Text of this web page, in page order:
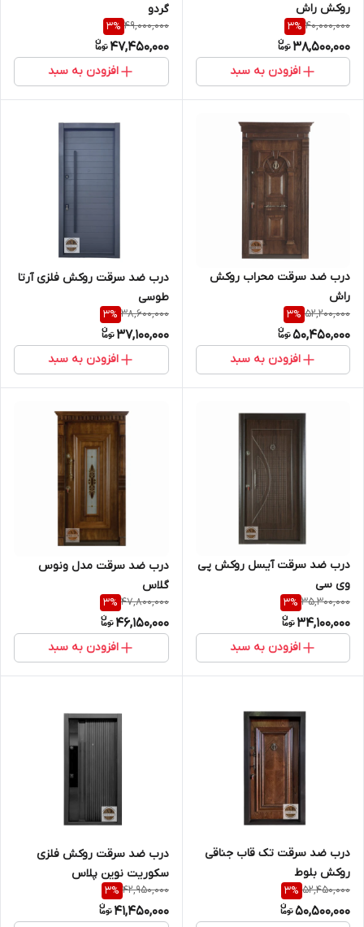
روکش راش
40,000,000
3%
38,500,000
افزودن به سبد
گردو
49,000,000
3%
47,450,000
افزودن به سبد
درب ضد سرقت محراب روکش
راش
52,200,000
3%
50,450,000
افزودن به سبد
درب ضد سرقت روکش فلزی آرتا
طوسی
38,600,000
3%
37,100,000
افزودن به سبد
درب ضد سرقت آیسل روکش پی
وی سی
35,300,000
3%
34,100,000
افزودن به سبد
درب ضد سرقت مدل ونوس
گلاس
47,800,000
3%
46,150,000
افزودن به سبد
درب ضد سرقت تک قاب جناقی
روکش بلوط
52,450,000
3%
50,500,000
درب ضد سرقت روکش فلزی
سکوریت نوین پلاس
42,950,000
3%
41,450,000